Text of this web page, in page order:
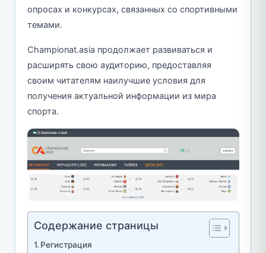
опросах и конкурсах, связанных со спортивными
темами.
Championat.asia продолжает развиваться и
расширять свою аудиторию, предоставляя
своим читателям наилучшие условия для
получения актуальной информации из мира
спорта.
Содержание страницы
Регистрация